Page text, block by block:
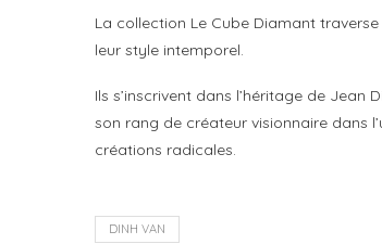
La collection Le Cube Diamant
leur style intemporel.
Ils s’inscrivent dans l’héritage de
son rang de créateur visionnaire dans
créations radicales.
DINH VAN